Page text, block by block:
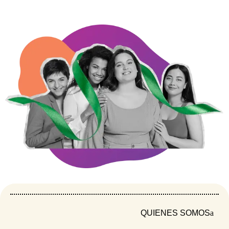
QUIENES SOMOS
que enfrentan para ejercer liderazgo.
Hablaron también de lo que no alcanza: el
tiempo, la salud, el apoyo, el descanso. De los
riesgos que enfrentan cuando lideran, y de lo
que necesitan para que el cuidado no recaiga
solo sobre ellas.
Todo eso quedó registrado. Porque entender
sus cifras es también entender sus luchas. Este
estudio es un paso más para poner el cuidado
en el centro: no como un privilegio, sino como